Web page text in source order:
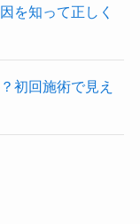
を知って正しく
初回施術で見え